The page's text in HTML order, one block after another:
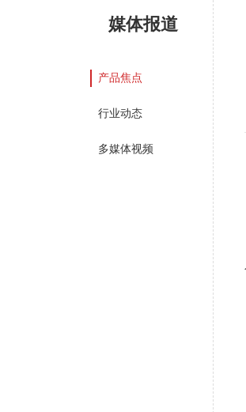
媒体报道
产品焦点
行业动态
多媒体视频